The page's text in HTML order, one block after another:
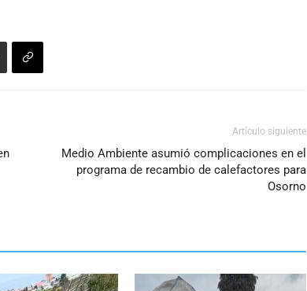
Artículo siguiente
Medio Ambiente asumió complicaciones en el
programa de recambio de calefactores para
Osorno